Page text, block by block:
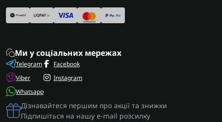
Ми у соціальних мережах
Telegram
Viber
Whatsapp
Facebook
Instagram
Дізнавайтеся першим про акції та знижки
Підпишіться на нашу e-mail розсилку